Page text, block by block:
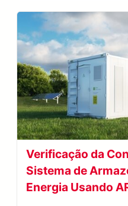
Verificação da
Sistema de
Energia Usando